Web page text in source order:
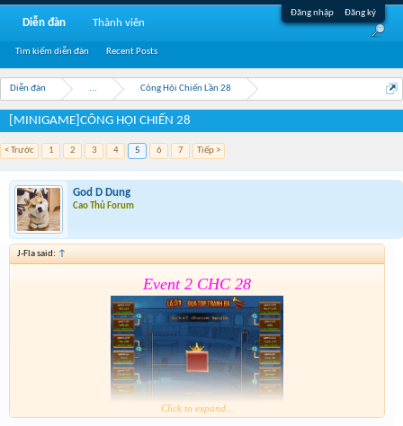
Đăng nhập Đăng ký
Diễn đàn ... Công Hội Chiến Lần 28
[MINIGAME]CÔNG HỘI CHIẾN 28
< Trước 1 2 3 4 5 6 7 Tiếp >
God D Dung
Cao Thủ Forum
J-Fla said: ↑
Event 2 CHC 28
Click to expand...
Diễn đàn
Tìm kiếm diễn đàn Recent Posts
Thành viên